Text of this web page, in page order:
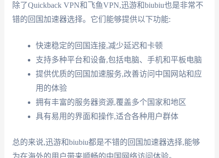
除了Quickback VPN和飞鱼VPN,迅游和biubiu也是非常不
错的回国加速器选择。它们能够提供以下功能:
快速稳定的回国连接,减少延迟和卡顿
支持多种平台和设备,包括电脑、手机和平板电脑
提供优质的回国加速服务,改善访问中国网站和应
用的体验
拥有丰富的服务器资源,覆盖多个国家和地区
具有易用的界面和操作,适合各种用户群体
总的来说,迅游和biubiu都是不错的回国加速器选择,能够